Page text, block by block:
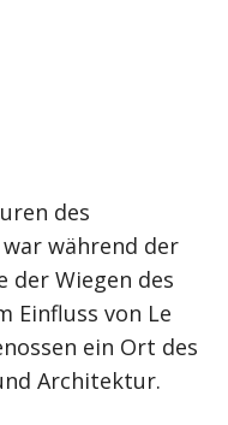
des
während der
der Wiegen des
Einfluss von Le
ein Ort des
Architektur.